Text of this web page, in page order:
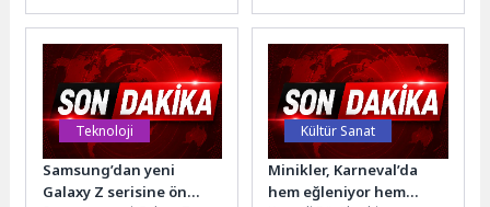
kapsamında hazırlanan ve
Kırmızı Kedi Yayınları iş...
bu yılda İznik’te görkemli bir
etkinlikle...
Teknoloji
Samsung’dan yeni
Galaxy Z serisine ön
Kültür Sanat
Minikler, Karneval’da
hem eğleniyor hem